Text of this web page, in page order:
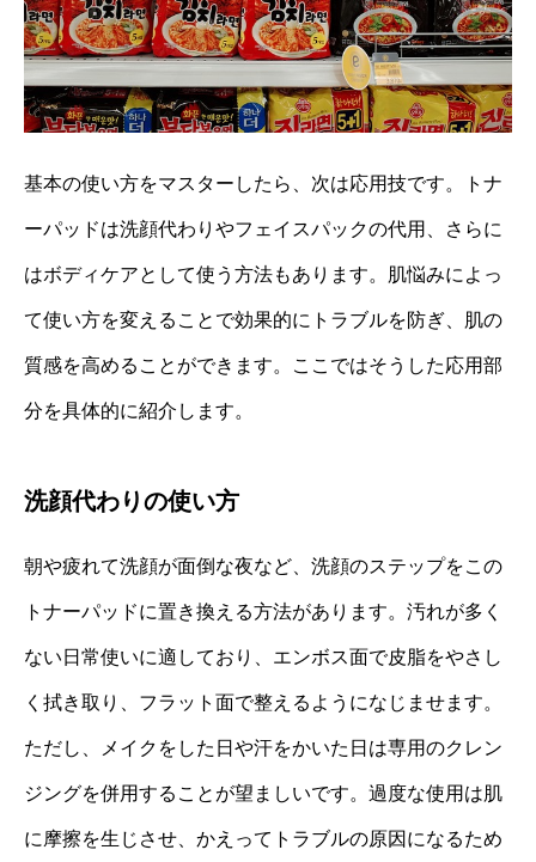
基本の使い方をマスターしたら、次は応用技です。トナ
ーパッドは洗顔代わりやフェイスパックの代用、さらに
はボディケアとして使う方法もあります。肌悩みによっ
て使い方を変えることで効果的にトラブルを防ぎ、肌の
質感を高めることができます。ここではそうした応用部
分を具体的に紹介します。
洗顔代わりの使い方
朝や疲れて洗顔が面倒な夜など、洗顔のステップをこの
トナーパッドに置き換える方法があります。汚れが多く
ない日常使いに適しており、エンボス面で皮脂をやさし
く拭き取り、フラット面で整えるようになじませます。
ただし、メイクをした日や汗をかいた日は専用のクレン
ジングを併用することが望ましいです。過度な使用は肌
に摩擦を生じさせ、かえってトラブルの原因になるため